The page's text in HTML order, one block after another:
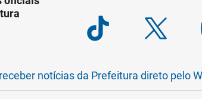
notícias da Prefeitura direto pelo